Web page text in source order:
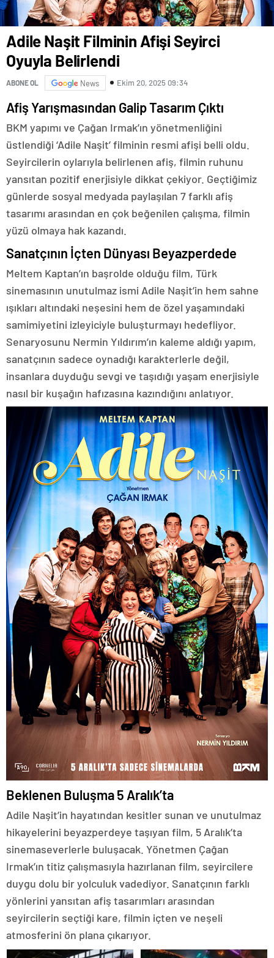
Adile Naşit Filminin Afişi Seyirci
Oyuyla Belirlendi
ABONE OL News Ekim 20, 2025 09:34
Afiş Yarışmasından Galip Tasarım Çıktı
BKM yapımı ve Çağan Irmak’ın yönetmenliğini
üstlendiği ‘Adile Naşit’ filminin resmi afişi belli oldu.
Seyircilerin oylarıyla belirlenen afiş, filmin ruhunu
yansıtan pozitif enerjisiyle dikkat çekiyor. Geçtiğimiz
günlerde sosyal medyada paylaşılan 7 farklı afiş
tasarımı arasından en çok beğenilen çalışma, filmin
yüzü olmaya hak kazandı.
Sanatçının İçten Dünyası Beyazperdede
Meltem Kaptan’ın başrolde olduğu film, Türk
sinemasının unutulmaz ismi Adile Naşit’in hem sahne
ışıkları altındaki neşesini hem de özel yaşamındaki
samimiyetini izleyiciyle buluşturmayı hedefliyor.
Senaryosunu Nermin Yıldırım’ın kaleme aldığı yapım,
sanatçının sadece oynadığı karakterlerle değil,
insanlara duyduğu sevgi ve taşıdığı yaşam enerjisiyle
nasıl bir kuşağın hafızasına kazındığını anlatıyor.
Beklenen Buluşma 5 Aralık’ta
Adile Naşit’in hayatından kesitler sunan ve unutulmaz
hikayelerini beyazperdeye taşıyan film, 5 Aralık’ta
sinemaseverlerle buluşacak. Yönetmen Çağan
Irmak’ın titiz çalışmasıyla hazırlanan film, seyircilere
duygu dolu bir yolculuk vadediyor. Sanatçının farklı
yönlerini yansıtan afiş tasarımları arasından
seyircilerin seçtiği kare, filmin içten ve neşeli
atmosferini ön plana çıkarıyor.